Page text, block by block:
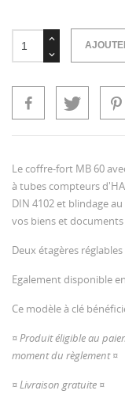
Le coffre-fort MB 60
à tubes compteurs
DIN 4102 et blindage
vos biens et
Deux étagères
Egalement disponible
Ce modèle à clé
¤ Produit éligible au
moment du règlement ¤
¤ Livraison gratuite ¤